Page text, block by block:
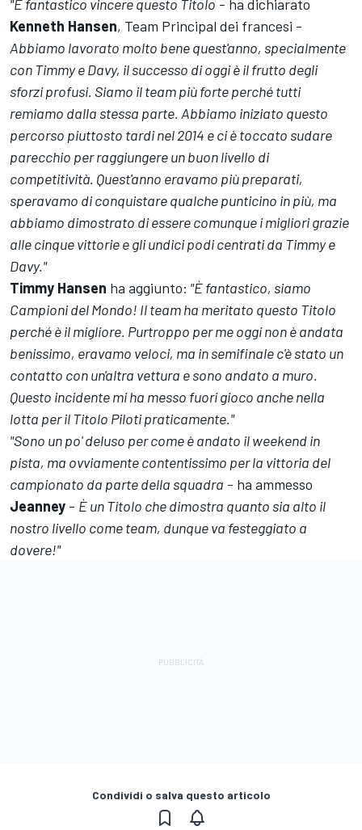
"È fantastico vincere questo Titolo - ha dichiarato
Kenneth Hansen, Team Principal dei francesi -
Abbiamo lavorato molto bene quest'anno, specialmente
con Timmy e Davy, il successo di oggi è il frutto degli
sforzi profusi. Siamo il team più forte perché tutti
remiamo dalla stessa parte. Abbiamo iniziato questo
percorso piuttosto tardi nel 2014 e ci è toccato sudare
parecchio per raggiungere un buon livello di
competitività. Quest'anno eravamo più preparati,
speravamo di conquistare qualche punticino in più, ma
abbiamo dimostrato di essere comunque i migliori grazie
alle cinque vittorie e gli undici podi centrati da Timmy e
Davy."
Timmy Hansen ha aggiunto: "È fantastico, siamo
Campioni del Mondo! Il team ha meritato questo Titolo
perché è il migliore. Purtroppo per me oggi non è andata
benissimo, eravamo veloci, ma in semifinale c'è stato un
contatto con un'altra vettura e sono andato a muro.
Questo incidente mi ha messo fuori gioco anche nella
lotta per il Titolo Piloti praticamente."
"Sono un po' deluso per come è andato il weekend in
pista, ma ovviamente contentissimo per la vittoria del
campionato da parte della squadra - ha ammesso
Jeanney - È un Titolo che dimostra quanto sia alto il
nostro livello come team, dunque va festeggiato a
dovere!"
Condividi o salva questo articolo